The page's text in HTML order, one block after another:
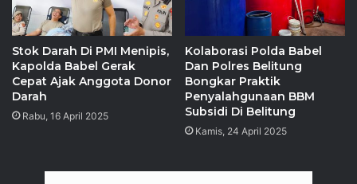
Stok Darah Di PMI Menipis,
Kapolda Babel Gerak
Cepat Ajak Anggota Donor
Darah
Rabu, 16 April 2025
Kolaborasi Polda Babel
Dan Polres Belitung
Bongkar Praktik
Penyalahgunaan BBM
Subsidi Di Belitung
Kamis, 24 April 2025